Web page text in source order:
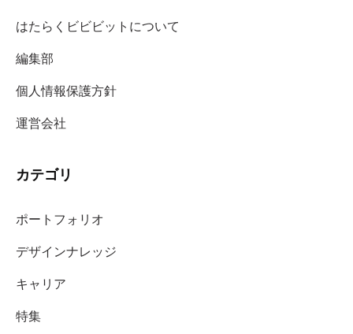
はたらくビビビットについて
編集部
個人情報保護方針
運営会社
カテゴリ
ポートフォリオ
デザインナレッジ
キャリア
特集